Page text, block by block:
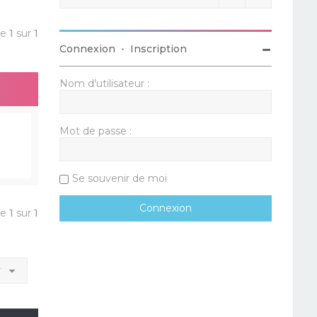
1 sur1
1 sur1
Connexion • Inscription
Nom d’utilisateur :
Mot de passe :
Se souvenir de moi